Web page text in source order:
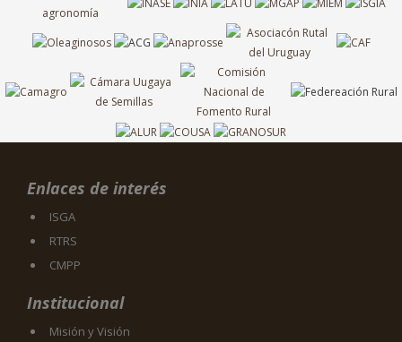
Enlaces de interés
ISGA
RTRS
CMPP
Institucional
Misión y Visión